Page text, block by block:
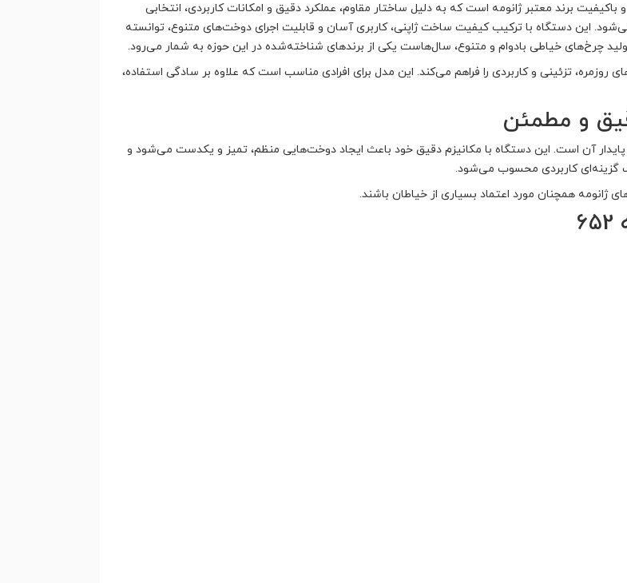
برند معتبر ژانومه است که به دلیل ساختار مقاوم، عملکرد دقیق و امکانات کاربردی، انتخابی
این دستگاه با ترکیب کیفیت ساخت ژاپنی، کاربری آسان و قابلیت اجرای دوخت‌های متنوع، توانسته
چرخ‌های خیاطی بادوام و متنوع، سال‌هاست یکی از برندهای شناخته‌شده در این حوزه به شمار می‌رود.
دوخت‌های روزمره، تزئینی و کاربردی را فراهم می‌کند. این مدل برای افرادی مناسب است که علاوه بر سادگی استفاده،
و مطمئن
پایدار آن است. این دستگاه با مکانیزم دقیق خود باعث ایجاد دوخت‌هایی منظم، تمیز و یکدست می‌شود و
گزینه‌ای کاربردی محسوب می‌شود.
همچنان مورد اعتماد بسیاری از خیاطان باشند.